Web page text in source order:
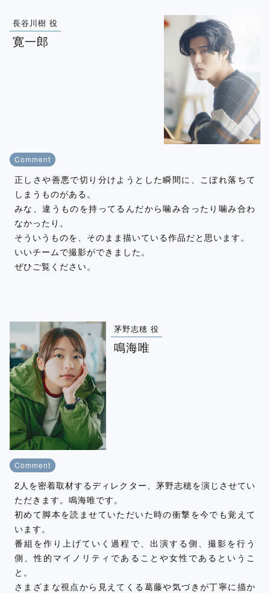
長谷川樹 役
寛一郎
Comment
正しさや善悪で切り分けようとした瞬間に、こぼれ落ちて
しまうものがある。
みな、違うものを持ってるんだから噛み合ったり噛み合わ
なかったり。
そういうものを、そのまま描いている作品だと思います。
いいチームで撮影ができました。
ぜひご覧ください。
茅野志穂 役
鳴海唯
Comment
2人を密着取材するディレクター、茅野志穂を演じさせてい
ただきます。鳴海唯です。
初めて脚本を読ませていただいた時の衝撃を今でも覚えて
います。
番組を作り上げていく過程で、出演する側、撮影を行う
側、性的マイノリティであることや女性であるというこ
と。
さまざまな視点から見えてくる葛藤や気づきが丁寧に描か